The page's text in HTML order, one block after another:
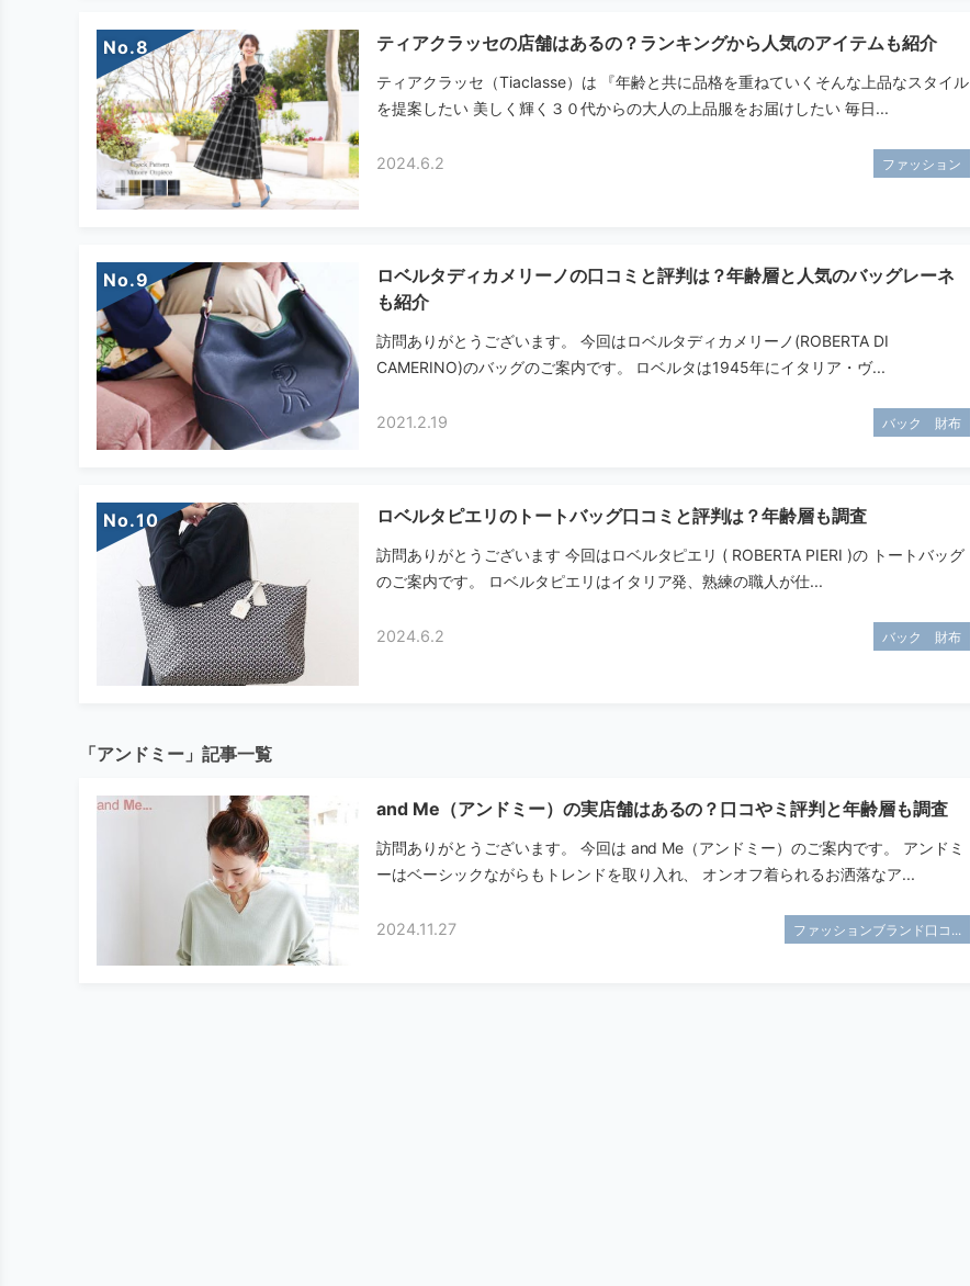
No. ティアクラッセの店舗はあるの？ランキングから人気のアイテムも紹介
ティアクラッセ（Tiaclasse）は 『年齢と共に品格を重ねていくそんな上品なスタイル
を提案したい 美しく輝く３０代からの大人の上品服をお届けしたい 毎日...
2024.6.2 ファッション
No.
ロベルタディカメリーノの口コミと評判は？年齢層と人気のバッグレーネ
も紹介
訪問ありがとうございます。 今回はロベルタディカメリーノ(ROBERTA DI
CAMERINO)のバッグのご案内です。 ロベルタは1945年にイタリア・ヴ...
2021.2.19 バック 財布
No. ロベルタピエリのトートバッグ口コミと評判は？年齢層も調査
訪問ありがとうございます 今回はロベルタピエリ ( ROBERTA PIERI )の トートバッグ
のご案内です。 ロベルタピエリはイタリア発、熟練の職人が仕...
2024.6.2 バック 財布
「アンドミー」記事一覧
and Me（アンドミー）の実店舗はあるの？口コやミ評判と年齢層も調査
訪問ありがとうございます。 今回は and Me（アンドミー）のご案内です。 アンドミ
ーはベーシックながらもトレンドを取り入れ、 オンオフ着られるお洒落なア...
2024.11.27 ファッションブランド口コ...